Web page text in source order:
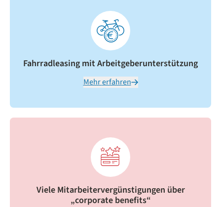
Fahrradleasing mit Arbeitgeberunterstützung
Mehr erfahren
Viele Mitarbeitervergünstigungen über
„corporate benefits“